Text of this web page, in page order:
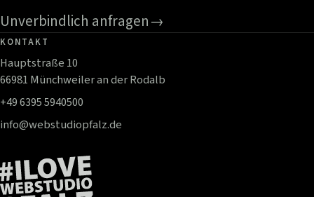
Unverbindlich anfragen→
KONTAKT
Hauptstraße 10
66981 Münchweiler an der Rodalb
+49 6395 5940500
info@webstudiopfalz.de